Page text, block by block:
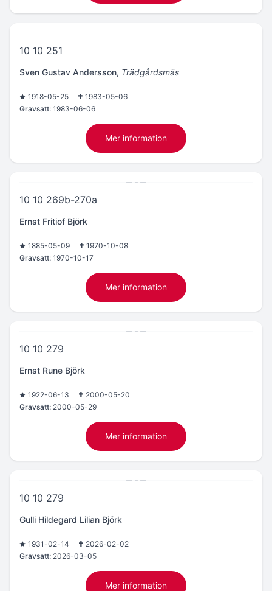
10 10 251
Sven Gustav Andersson, Trädgårdsmäs
1918-05-25
1983-05-06
Gravsatt: 1983-06-06
Mer information
10 10 269b-270a
Ernst Fritiof Björk
1885-05-09
1970-10-08
Gravsatt: 1970-10-17
Mer information
10 10 279
Ernst Rune Björk
1922-06-13
2000-05-20
Gravsatt: 2000-05-29
Mer information
10 10 279
Gulli Hildegard Lilian Björk
1931-02-14
2026-02-02
Gravsatt: 2026-03-05
Mer information